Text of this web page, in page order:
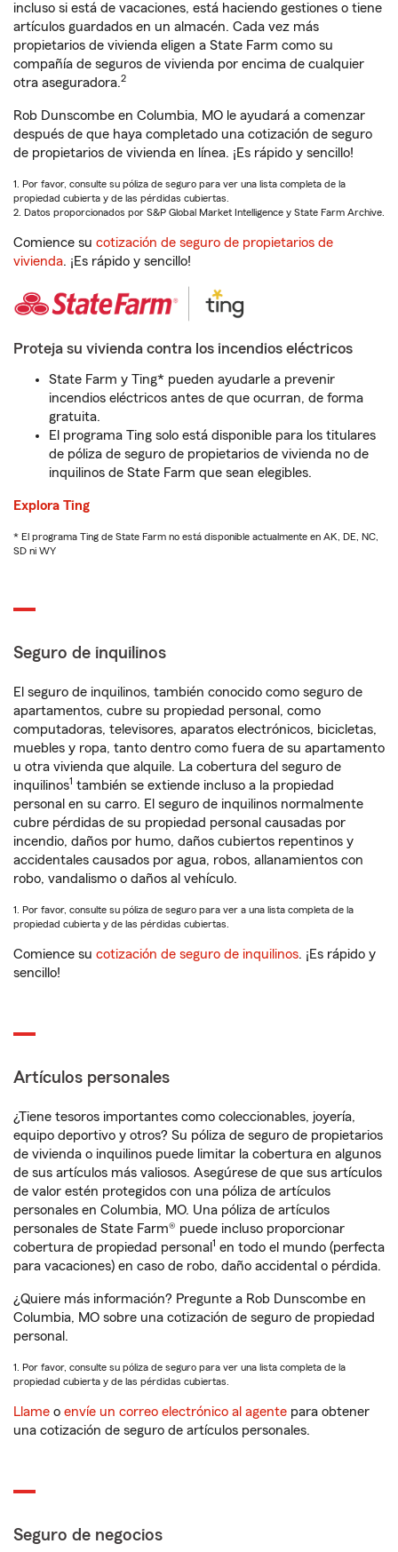
incluso si está de vacaciones, está haciendo gestiones o tiene
artículos guardados en un almacén. Cada vez más
propietarios de vivienda eligen a State Farm como su
compañía de seguros de vivienda por encima de cualquier
otra aseguradora.2
Rob Dunscombe en Columbia, MO le ayudará a comenzar
después de que haya completado una cotización de seguro
de propietarios de vivienda en línea. ¡Es rápido y sencillo!
1. Por favor, consulte su póliza de seguro para ver una lista completa de la
propiedad cubierta y de las pérdidas cubiertas.
2. Datos proporcionados por S&P Global Market Intelligence y State Farm Archive.
Comience su cotización de seguro de propietarios de
vivienda. ¡Es rápido y sencillo!
Proteja su vivienda contra los incendios eléctricos
State Farm y Ting* pueden ayudarle a prevenir
incendios eléctricos antes de que ocurran, de forma
gratuita.
El programa Ting solo está disponible para los titulares
de póliza de seguro de propietarios de vivienda no de
inquilinos de State Farm que sean elegibles.
Explora Ting
* El programa Ting de State Farm no está disponible actualmente en AK, DE, NC,
SD ni WY
Seguro de inquilinos
El seguro de inquilinos, también conocido como seguro de
apartamentos, cubre su propiedad personal, como
computadoras, televisores, aparatos electrónicos, bicicletas,
muebles y ropa, tanto dentro como fuera de su apartamento
u otra vivienda que alquile. La cobertura del seguro de
inquilinos1 también se extiende incluso a la propiedad
personal en su carro. El seguro de inquilinos normalmente
cubre pérdidas de su propiedad personal causadas por
incendio, daños por humo, daños cubiertos repentinos y
accidentales causados por agua, robos, allanamientos con
robo, vandalismo o daños al vehículo.
1. Por favor, consulte su póliza de seguro para ver a una lista completa de la
propiedad cubierta y de las pérdidas cubiertas.
Comience su cotización de seguro de inquilinos. ¡Es rápido y
sencillo!
Artículos personales
¿Tiene tesoros importantes como coleccionables, joyería,
equipo deportivo y otros? Su póliza de seguro de propietarios
de vivienda o inquilinos puede limitar la cobertura en algunos
de sus artículos más valiosos. Asegúrese de que sus artículos
de valor estén protegidos con una póliza de artículos
personales en Columbia, MO. Una póliza de artículos
personales de State Farm® puede incluso proporcionar
cobertura de propiedad personal 1 en todo el mundo (perfecta
para vacaciones) en caso de robo, daño accidental o pérdida.
¿Quiere más información? Pregunte a Rob Dunscombe en
Columbia, MO sobre una cotización de seguro de propiedad
personal.
1. Por favor, consulte su póliza de seguro para ver una lista completa de la
propiedad cubierta y de las pérdidas cubiertas.
Llame o envíe un correo electrónico al agente para obtener
una cotización de seguro de artículos personales.
Seguro de negocios